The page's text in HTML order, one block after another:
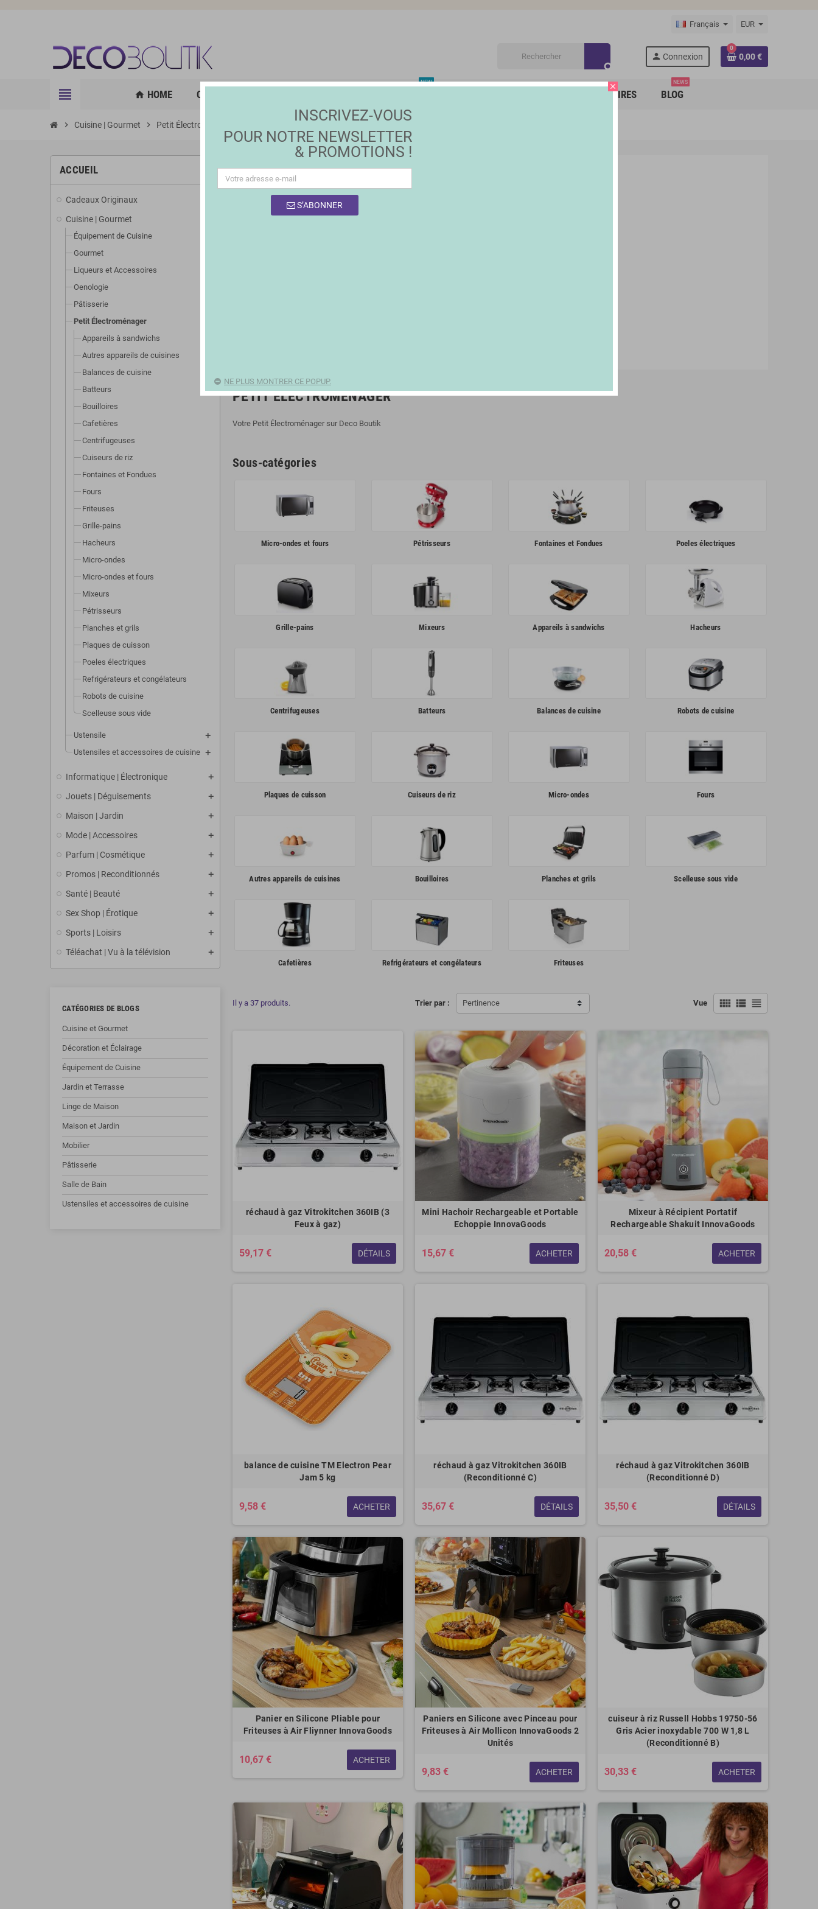
Français EUR
search
person Connexion
0
0,00 €
view_headline home HOME CUISINE | GOURMET
NEW
MARQUES PARTENAIRES BLOG
NEWS
chevron_right Cuisine | Gourmet chevron_right Petit Électroménager
ACCUEIL
Cadeaux Originaux
Cuisine | Gourmet
Équipement de Cuisine
Gourmet
Liqueurs et Accessoires
Oenologie
Pâtisserie
Petit Électroménager
Appareils à sandwichs
Autres appareils de cuisines
Balances de cuisine
Batteurs
Bouilloires
Cafetières
Centrifugeuses
Cuiseurs de riz
Fontaines et Fondues
Fours
Friteuses
Grille-pains
Hacheurs
Micro-ondes
Micro-ondes et fours
Mixeurs
Pétrisseurs
Planches et grils
Plaques de cuisson
Poeles électriques
Refrigérateurs et congélateurs
Robots de cuisine
Scelleuse sous vide
Ustensile
Ustensiles et accessoires de cuisine
Informatique | Électronique
Jouets | Déguisements
Maison | Jardin
Mode | Accessoires
Parfum | Cosmétique
Promos | Reconditionnés
Santé | Beauté
Sex Shop | Érotique
Sports | Loisirs
Téléachat | Vu à la télévision
CATÉGORIES DE BLOGS
Cuisine et Gourmet
Décoration et Éclairage
Équipement de Cuisine
Jardin et Terrasse
Linge de Maison
Maison et Jardin
Mobilier
Pâtisserie
Salle de Bain
Ustensiles et accessoires de cuisine
PETIT ÉLECTROMÉNAGER
Votre Petit Électroménager sur Deco Boutik
Sous-catégories
Micro-ondes et fours Pétrisseurs Fontaines et Fondues Poeles électriques
Grille-pains Mixeurs Appareils à sandwichs Hacheurs
Centrifugeuses Batteurs Balances de cuisine Robots de cuisine
Plaques de cuisson Cuiseurs de riz Micro-ondes Fours
Autres appareils de cuisines Bouilloires Planches et grils Scelleuse sous vide
Cafetières Refrigérateurs et congélateurs Friteuses
Trier par : Pertinence Vue view_comfy view_list view_headline
Il y a 37 produits.
réchaud à gaz Vitrokitchen 360IB (3
Feux à gaz)
59,17 € DÉTAILS
Mini Hachoir Rechargeable et Portable
Echoppie InnovaGoods
15,67 € ACHETER
Mixeur à Récipient Portatif
Rechargeable Shakuit InnovaGoods
20,58 € ACHETER
balance de cuisine TM Electron Pear
Jam 5 kg
9,58 € ACHETER
réchaud à gaz Vitrokitchen ‎360IB
(Reconditionné C)
35,67 € DÉTAILS
réchaud à gaz Vitrokitchen 360IB
(Reconditionné D)
35,50 € DÉTAILS
Panier en Silicone Pliable pour
Friteuses à Air Fliynner InnovaGoods
10,67 € ACHETER
Paniers en Silicone avec Pinceau pour
Friteuses à Air Mollicon InnovaGoods 2
Unités
9,83 € ACHETER
cuiseur à riz Russell Hobbs 19750-56
Gris Acier inoxydable 700 W 1,8 L
(Reconditionné B)
30,33 € ACHETER
close
INSCRIVEZ-VOUS
POUR NOTRE NEWSLETTER
& PROMOTIONS !
S’ABONNER
NE PLUS MONTRER CE POPUP.